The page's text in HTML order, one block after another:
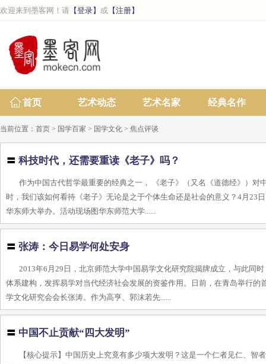
欢迎来到墨客网！请 【登录】 或 【注册】
首页 艺术动态 艺术名家 经典名作
当前位置： 首页 > 国学百家 > 国学文化 > 焦点评谈
〓科技时代，还需要重读《老子》吗？
作为中国古代哲学最重要的经典之一， 《老子》（又名《道德经》）
时，我们该如何看待《老子》无论是之于个体生命还是社会的意义？4月23
华东师大举办。活动现场图华东师范大学......
〓张涛：今日易学何处安身
2013年6月29日，北京师范大学中国易学文化研究院揭牌成立，与此同
体系建构，发挥易学对当代经济社会发展的资鉴作用。日前，在青岛举行
学文化研究会会长张涛。作为高亨、郭沫若先......
〓 中国不止贡献“四大发明”
【核心提示】中国历史上究竟有多少项大发明？这是一个仁者见仁、